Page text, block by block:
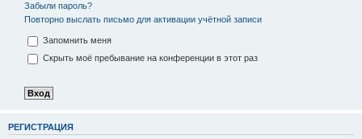
Забыли пароль?
Повторно выслать письмо для активации учётной записи
Запомнить меня
Скрыть моё пребывание на конференции в этот раз
РЕГИСТРАЦИЯ